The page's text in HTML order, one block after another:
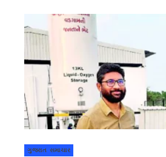
ગુજરાત સમાચાર